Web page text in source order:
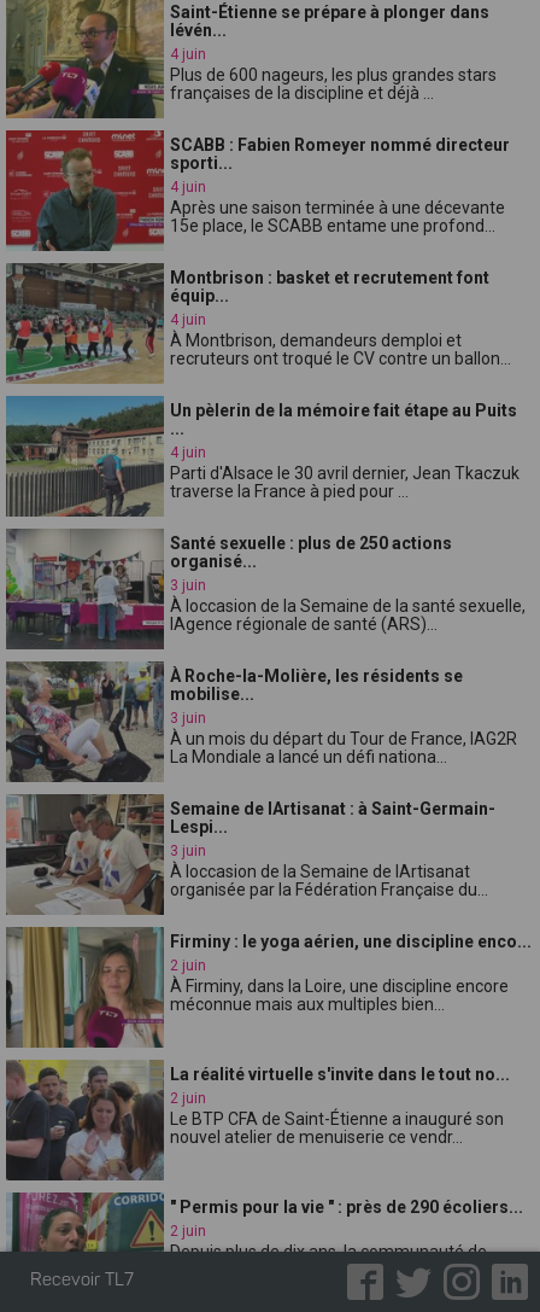
Saint-Étienne se prépare à plonger dans
lévén...
4 juin
Plus de 600 nageurs, les plus grandes stars
françaises de la discipline et déjà ...
SCABB : Fabien Romeyer nommé directeur
sporti...
4 juin
Après une saison terminée à une décevante
15e place, le SCABB entame une profond...
Montbrison : basket et recrutement font
équip...
4 juin
À Montbrison, demandeurs demploi et
recruteurs ont troqué le CV contre un ballon...
Un pèlerin de la mémoire fait étape au Puits
...
4 juin
Parti d'Alsace le 30 avril dernier, Jean Tkaczuk
traverse la France à pied pour ...
Santé sexuelle : plus de 250 actions
organisé...
3 juin
À loccasion de la Semaine de la santé sexuelle,
lAgence régionale de santé (ARS)...
À Roche-la-Molière, les résidents se
mobilise...
3 juin
À un mois du départ du Tour de France, lAG2R
La Mondiale a lancé un défi nationa...
Semaine de lArtisanat : à Saint-Germain-
Lespi...
3 juin
À loccasion de la Semaine de lArtisanat
organisée par la Fédération Française du...
Firminy : le yoga aérien, une discipline enco...
2 juin
À Firminy, dans la Loire, une discipline encore
méconnue mais aux multiples bien...
La réalité virtuelle s'invite dans le tout no...
2 juin
Le BTP CFA de Saint-Étienne a inauguré son
nouvel atelier de menuiserie ce vendr...
" Permis pour la vie " : près de 290 écoliers...
2 juin
Depuis plus de dix ans, la communauté de
communes de Forez-Est organise l'opérat...
Recevoir TL7